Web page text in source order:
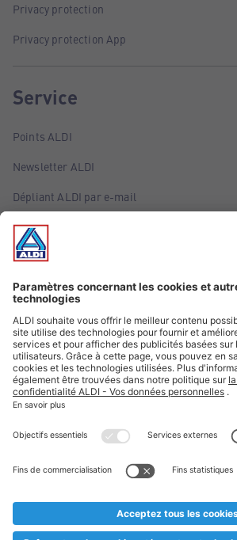
Privacy protection
Privacy protection App
Service
Points ALDI
Newsletter ALDI
Dépliant ALDI par e-mail
Offres
Infos essentielles
Suivez ALDI Belgique
Textes marqués d'un astérisque et
* Nous vendons ces articles temporairement
au cas où, malgré le planning bien étudié,
prématurément en rupture de stock. Prix
** Sur ce site, l’utilisation de la forme